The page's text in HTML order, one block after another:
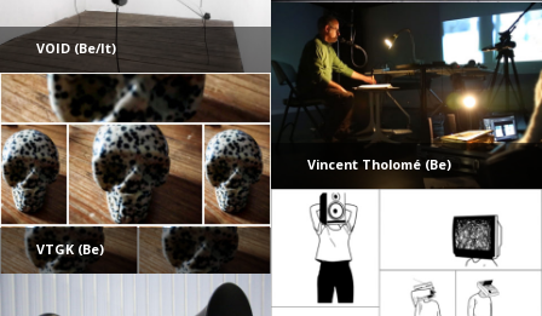
VOID (Be/It)
Vincent Tholomé (Be)
VTGK (Be)